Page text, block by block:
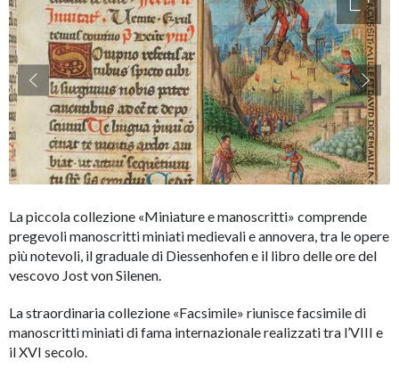
accessibility.slider.show_pre_image
La piccola collezione «Miniature e manoscritti» comprende
pregevoli manoscritti miniati medievali e annovera, tra le opere
più notevoli, il graduale di Diessenhofen e il libro delle ore del
vescovo Jost von Silenen.
La straordinaria collezione «Facsimile» riunisce facsimile di
manoscritti miniati di fama internazionale realizzati tra l’VIII e
il XVI secolo.